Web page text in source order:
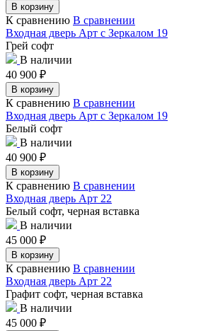
В корзину
К сравнению В сравнении
Входная дверь Арт с Зеркалом 19
Грей софт
В наличии
40 900 ₽
В корзину
К сравнению В сравнении
Входная дверь Арт с Зеркалом 19
Белый софт
В наличии
40 900 ₽
В корзину
К сравнению В сравнении
Входная дверь Арт 22
Белый софт, черная вставка
В наличии
45 000 ₽
В корзину
К сравнению В сравнении
Входная дверь Арт 22
Графит софт, черная вставка
В наличии
45 000 ₽